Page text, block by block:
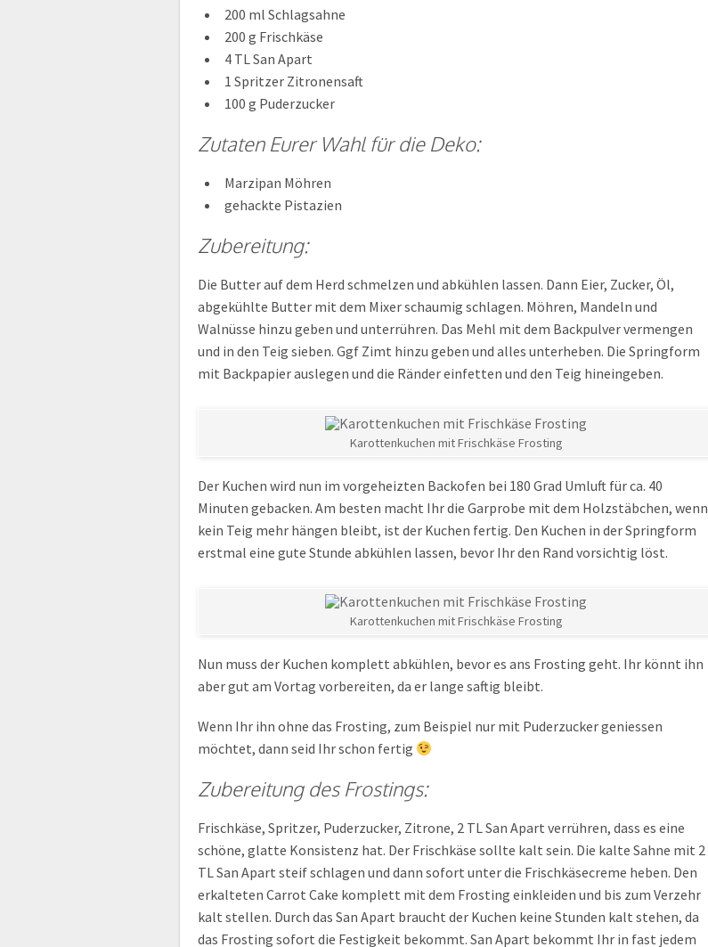
200 ml Schlagsahne
200 g Frischkäse
4 TL San Apart
1 Spritzer Zitronensaft
100 g Puderzucker
Zutaten Eurer Wahl für die Deko:
Marzipan Möhren
gehackte Pistazien
Zubereitung:
Die Butter auf dem Herd schmelzen und abkühlen lassen. Dann Eier, Zucker, Öl,
abgekühlte Butter mit dem Mixer schaumig schlagen. Möhren, Mandeln und
Walnüsse hinzu geben und unterrühren. Das Mehl mit dem Backpulver vermengen
und in den Teig sieben. Ggf Zimt hinzu geben und alles unterheben. Die Springform
mit Backpapier auslegen und die Ränder einfetten und den Teig hineingeben.
Karottenkuchen mit Frischkäse Frosting
Der Kuchen wird nun im vorgeheizten Backofen bei 180 Grad Umluft für ca. 40
Minuten gebacken. Am besten macht Ihr die Garprobe mit dem Holzstäbchen, wenn
kein Teig mehr hängen bleibt, ist der Kuchen fertig. Den Kuchen in der Springform
erstmal eine gute Stunde abkühlen lassen, bevor Ihr den Rand vorsichtig löst.
Karottenkuchen mit Frischkäse Frosting
Nun muss der Kuchen komplett abkühlen, bevor es ans Frosting geht. Ihr könnt ihn
aber gut am Vortag vorbereiten, da er lange saftig bleibt.
Wenn Ihr ihn ohne das Frosting, zum Beispiel nur mit Puderzucker geniessen
möchtet, dann seid Ihr schon fertig
Zubereitung des Frostings:
Frischkäse, Spritzer, Puderzucker, Zitrone, 2 TL San Apart verrühren, dass es eine
schöne, glatte Konsistenz hat. Der Frischkäse sollte kalt sein. Die kalte Sahne mit 2
TL San Apart steif schlagen und dann sofort unter die Frischkäsecreme heben. Den
erkalteten Carrot Cake komplett mit dem Frosting einkleiden und bis zum Verzehr
kalt stellen. Durch das San Apart braucht der Kuchen keine Stunden kalt stehen, da
das Frosting sofort die Festigkeit bekommt. San Apart bekommt Ihr in fast jedem